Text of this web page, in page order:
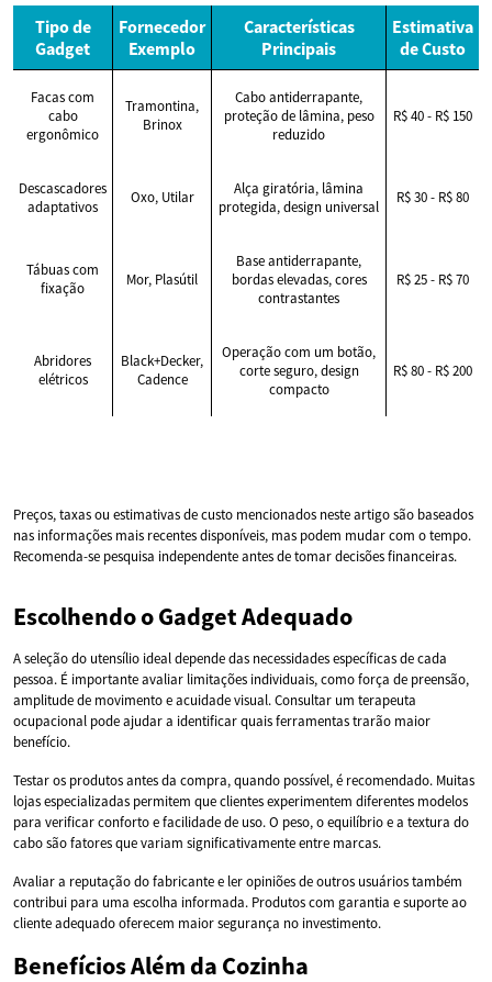
Tipo de
Gadget
Fornecedor
Exemplo
Características
Principais
Estimativa
de Custo
Facas com
cabo
ergonômico
Tramontina,
Brinox
Cabo antiderrapante,
proteção de lâmina, peso
reduzido
R$ 40 - R$ 150
Descascadores
adaptativos
Oxo, Utilar
Alça giratória, lâmina
protegida, design universal
R$ 30 - R$ 80
Tábuas com
fixação
Mor, Plasútil
Base antiderrapante,
bordas elevadas, cores
contrastantes
R$ 25 - R$ 70
Abridores
elétricos
Black+Decker,
Cadence
Operação com um botão,
corte seguro, design
compacto
R$ 80 - R$ 200
Preços, taxas ou estimativas de custo mencionados neste artigo são baseados
nas informações mais recentes disponíveis, mas podem mudar com o tempo.
Recomenda-se pesquisa independente antes de tomar decisões financeiras.
Escolhendo o Gadget Adequado
A seleção do utensílio ideal depende das necessidades específicas de cada
pessoa. É importante avaliar limitações individuais, como força de preensão,
amplitude de movimento e acuidade visual. Consultar um terapeuta
ocupacional pode ajudar a identificar quais ferramentas trarão maior
benefício.
Testar os produtos antes da compra, quando possível, é recomendado. Muitas
lojas especializadas permitem que clientes experimentem diferentes modelos
para verificar conforto e facilidade de uso. O peso, o equilíbrio e a textura do
cabo são fatores que variam significativamente entre marcas.
Avaliar a reputação do fabricante e ler opiniões de outros usuários também
contribui para uma escolha informada. Produtos com garantia e suporte ao
cliente adequado oferecem maior segurança no investimento.
Benefícios Além da Cozinha